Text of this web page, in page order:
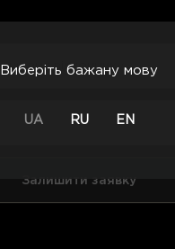
Виберіть бажану мову
UA RU EN